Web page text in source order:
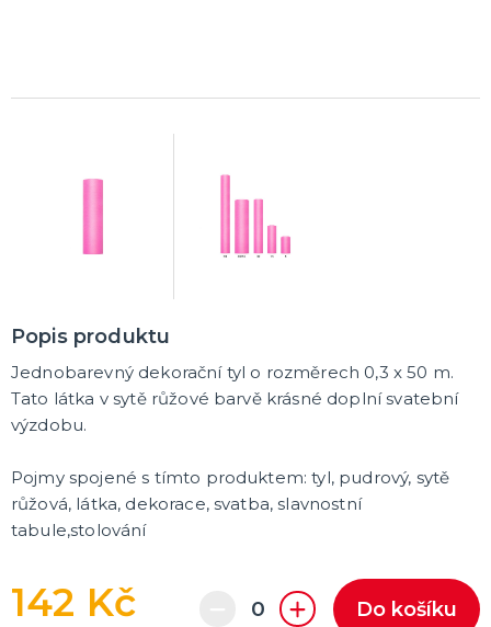
Popis produktu
Jednobarevný dekorační tyl o rozměrech 0,3 x 50 m.
Tato látka v sytě růžové barvě krásné doplní svatební
výzdobu.
Pojmy spojené s tímto produktem: tyl, pudrový, sytě
růžová, látka, dekorace, svatba, slavnostní
tabule,stolování
142 Kč Do košíku